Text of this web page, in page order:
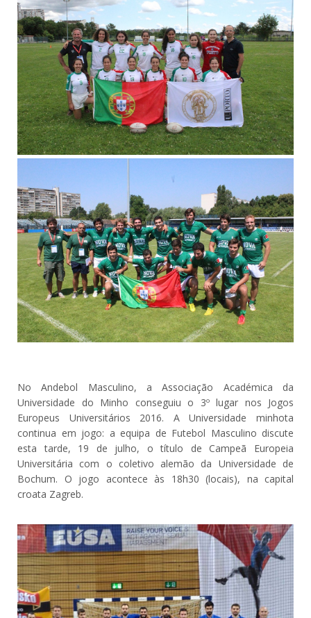
No Andebol Masculino, a Associação Académica da
Universidade do Minho conseguiu o 3º lugar nos Jogos
Europeus Universitários 2016. A Universidade minhota
continua em jogo: a equipa de Futebol Masculino discute
esta tarde, 19 de julho, o título de Campeã Europeia
Universitária com o coletivo alemão da Universidade de
Bochum. O jogo acontece às 18h30 (locais), na capital
croata Zagreb.